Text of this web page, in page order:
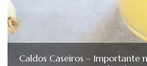
Caldos Caseiros – Importante